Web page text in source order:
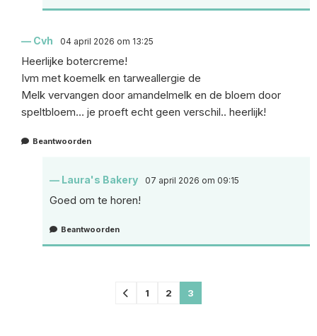
Cvh 04 april 2026 om 13:25
Heerlijke botercreme!
Ivm met koemelk en tarweallergie de
Melk vervangen door amandelmelk en de bloem door
speltbloem… je proeft echt geen verschil.. heerlijk!
Beantwoorden
Laura's Bakery 07 april 2026 om 09:15
Goed om te horen!
Beantwoorden
1 2 3